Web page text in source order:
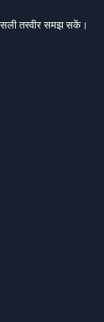
तस्वीर समझ सकें।